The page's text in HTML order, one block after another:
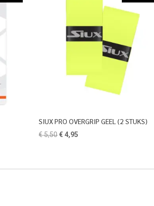
SIUX PRO OVERGRIP GEEL (2 STUKS)
€5,50Oorspronkelijke
€ 4,95